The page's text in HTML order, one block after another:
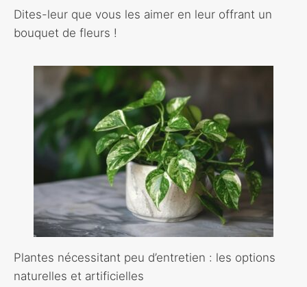
Dites-leur que vous les aimer en leur offrant un
bouquet de fleurs !
Plantes nécessitant peu d’entretien : les options
naturelles et artificielles